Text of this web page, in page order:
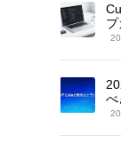
プ
べ